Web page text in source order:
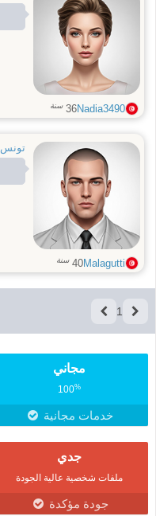
Nadia3490
36 سنة
تونس
Malagutti
40 سنة
1
مجاني
100%
خدمات مجانية
جدي
ملفات شخصية عالية الجودة
جودة مؤكدة